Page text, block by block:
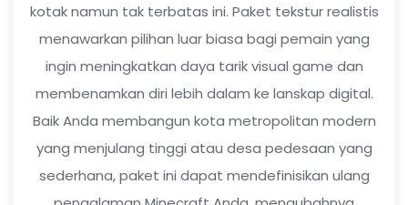
kotak namun tak terbatas ini. Paket tekstur realistis
menawarkan pilihan luar biasa bagi pemain yang
ingin meningkatkan daya tarik visual game dan
membenamkan diri lebih dalam ke lanskap digital.
Baik Anda membangun kota metropolitan modern
yang menjulang tinggi atau desa pedesaan yang
sederhana, paket ini dapat mendefinisikan ulang